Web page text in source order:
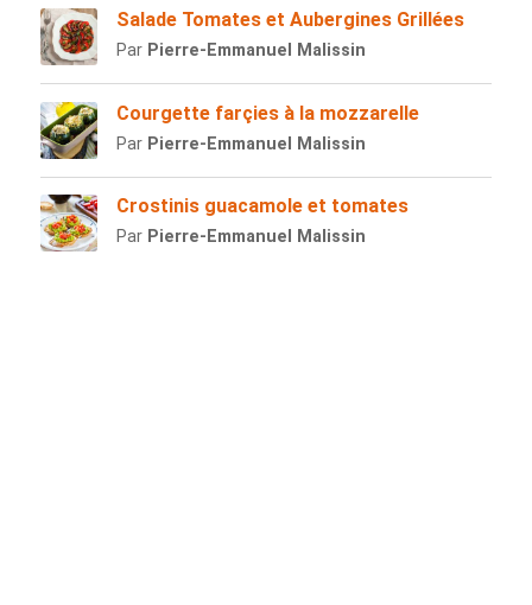
Salade Tomates et Aubergines Grillées
Par Pierre-Emmanuel Malissin
Courgette farçies à la mozzarelle
Par Pierre-Emmanuel Malissin
Crostinis guacamole et tomates
Par Pierre-Emmanuel Malissin